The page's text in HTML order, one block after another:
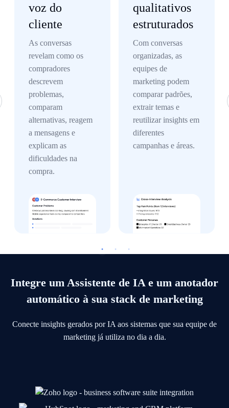
voz do
cliente
As conversas
revelam como os
compradores
descrevem
problemas,
comparam
alternativas, reagem
a mensagens e
explicam as
dificuldades na
compra.
qualitativos
estruturados
Com conversas
organizadas, as
equipes de
marketing podem
comparar padrões,
extrair temas e
reutilizar insights em
diferentes
campanhas e áreas.
Integre um Assistente de IA e um anotador
automático à sua stack de marketing
Conecte insights gerados por IA aos sistemas que sua equipe de
marketing já utiliza no dia a dia.